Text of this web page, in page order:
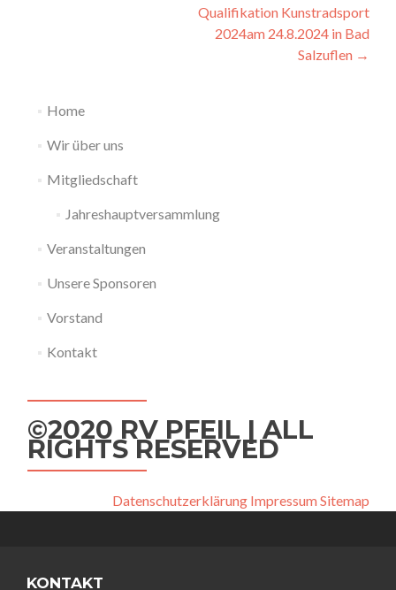
Qualifikation Kunstradsport
2024am 24.8.2024 in Bad
Salzuflen →
Home
Wir über uns
Mitgliedschaft
Jahreshauptversammlung
Veranstaltungen
Unsere Sponsoren
Vorstand
Kontakt
©2020 RV PFEIL | ALL
RIGHTS RESERVED
Datenschutzerklärung ImpressumSitemap
KONTAKT